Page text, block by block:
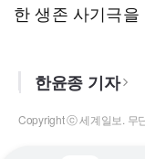
한 생존 사기극
한윤종 기자
Copyright ⓒ 세계일보. 무